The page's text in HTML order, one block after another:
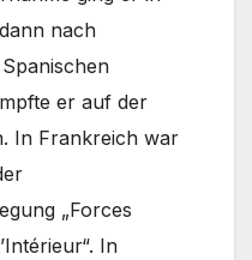
nach
er auf der
In Frankreich war
„Forces
In